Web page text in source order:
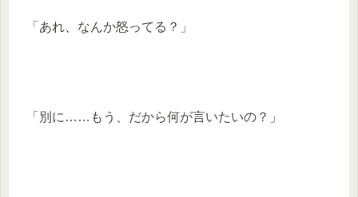
「あれ、なんか怒ってる？」
「別に……もう、だから何が言いたいの？」